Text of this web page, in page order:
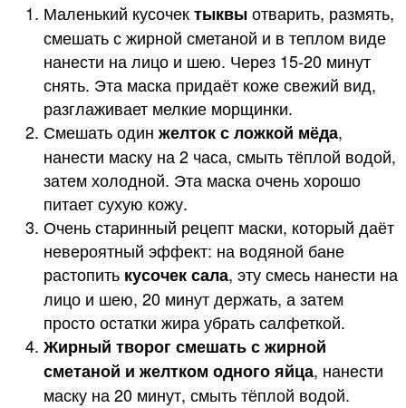
Маленький кусочектыквыотварить, размять,
смешать с жирной сметаной и в теплом виде
нанести на лицо и шею. Через 15-20 минут
снять. Эта маска придаёт коже свежий вид,
разглаживает мелкие морщинки.
Смешать один желток с ложкой мёда,
нанести маску на 2 часа, смыть тёплой водой,
затем холодной. Эта маска очень хорошо
питает сухую кожу.
Очень старинный рецепт маски, который даёт
невероятный эффект: на водяной бане
растопить кусочек сала, эту смесь нанести на
лицо и шею, 20 минут держать, а затем
просто остатки жира убрать салфеткой.
Жирный творог смешать с жирной
сметаной и желтком одного яйца, нанести
маску на 20 минут, смыть тёплой водой.